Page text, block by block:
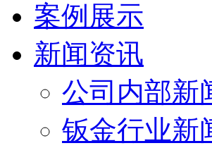
案例展示
新闻资讯
公司内部新
钣金行业新